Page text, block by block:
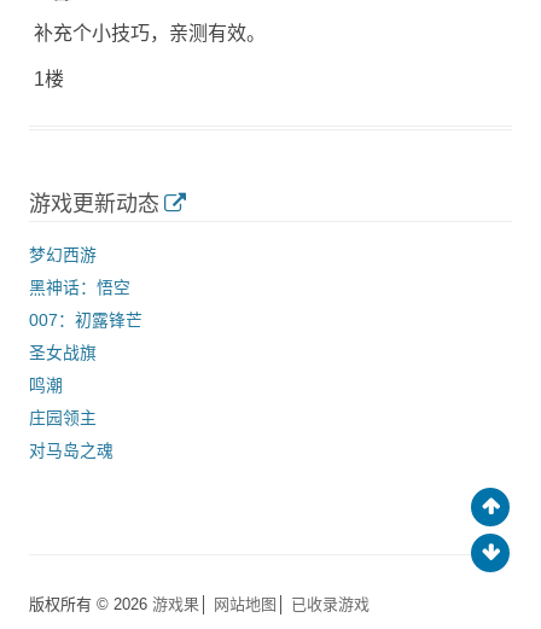
补充个小技巧，亲测有效。
1楼
游戏更新动态
梦幻西游
黑神话：悟空
007：初露锋芒
圣女战旗
鸣潮
庄园领主
对马岛之魂
版权所有 © 2026 游戏果 网站地图 已收录游戏